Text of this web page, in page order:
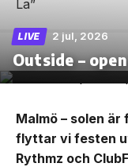
LIVE 2 jul, 2026
Outside –
Malmö – solen är
flyttar vi festen
Rythmz och